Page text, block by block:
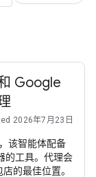
Google
2026年7月23日
该智能体配备
的工具。代理会
的最佳位置。